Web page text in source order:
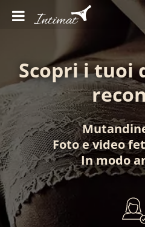
Scopri i tuoi
Fotoevideo
In modo